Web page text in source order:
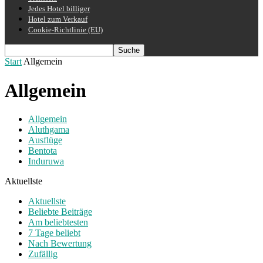
Jedes Hotel billiger
Hotel zum Verkauf
Cookie-Richtlinie (EU)
StartAllgemein
Allgemein
Allgemein
Aluthgama
Ausflüge
Bentota
Induruwa
Aktuellste
Aktuellste
Beliebte Beiträge
Am beliebtesten
7 Tage beliebt
Nach Bewertung
Zufällig